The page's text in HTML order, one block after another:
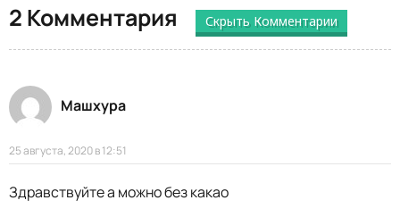
2 Комментария Скрыть Комментарии
Машхура
25 августа, 2020 в 12:51
Здравствуйте а можно без какао